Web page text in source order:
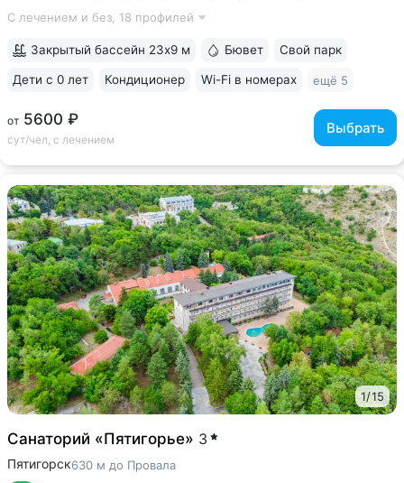
Собственная сеть терренкуров, проложенных по лесу
С лечением и без, 18 профилей
от 5600 ₽
сут/чел, с лечением
Выбрать
Закрытый бассейн 23х9 м Бювет Свой парк
Дети с 0 лет Кондиционер Wi-Fi в номерах ещё 5
1/15
Санаторий «Пятигорье» 3
Пятигорск630 м до Провала